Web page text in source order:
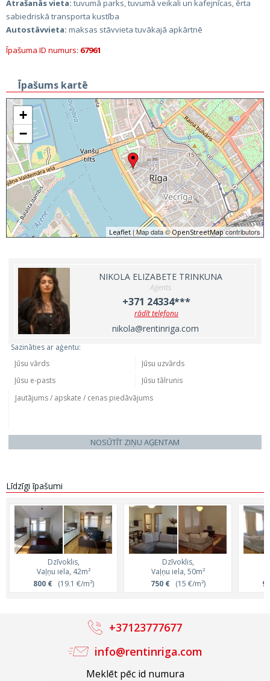
Atrašanās vieta: tuvumā parks, tuvumā veikali un kafejnīcas, ērta
sabiedriskā transporta kustība
Autostāvvieta: maksas stāvvieta tuvākajā apkārtnē
Īpašuma ID numurs: 67961
Īpašums kartē
+
−
Leaflet| Map data ©OpenStreetMapcontributors
NIKOLA ELIZABETE TRINKUNA
Aģents
+371 24334***
rādīt telefonu
nikola@rentinriga.com
Sazināties ar aģentu:
NOSŪTĪT ZIŅU AĢENTAM
Līdzīgi īpašumi
Dzīvoklis,
Vaļņu iela, 42m²
800 €(19.1 €/m²)
Dzīvoklis,
Vaļņu iela, 50m²
750 €(15 €/m²)
Meklēt pēc id numura
info@rentinriga.com
+37123777677